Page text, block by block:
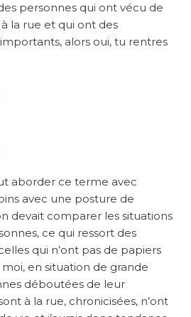
personnes qui ont vécu de
la rue et qui ont des
alors oui, tu rentres
aborder ce terme avec
avec une posture de
devait comparer les situations
ce qui ressort des
qui n’ont pas de papiers
en situation de grande
déboutées de leur
à la rue, chronicisées, n’ont